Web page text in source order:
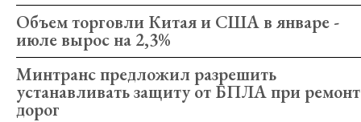
Объем торговли Китая и США в январе -
июле вырос на 2,3%
Минтранс предложил разрешить
устанавливать защиту от БПЛА при
дорог